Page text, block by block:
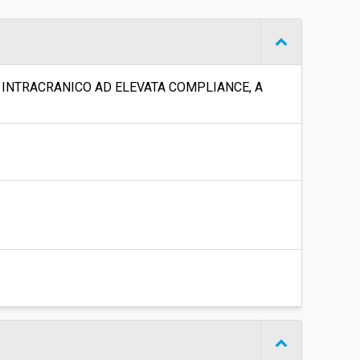
€ 22.983.760,00
AD ELEVATA COMPLIANCE, A